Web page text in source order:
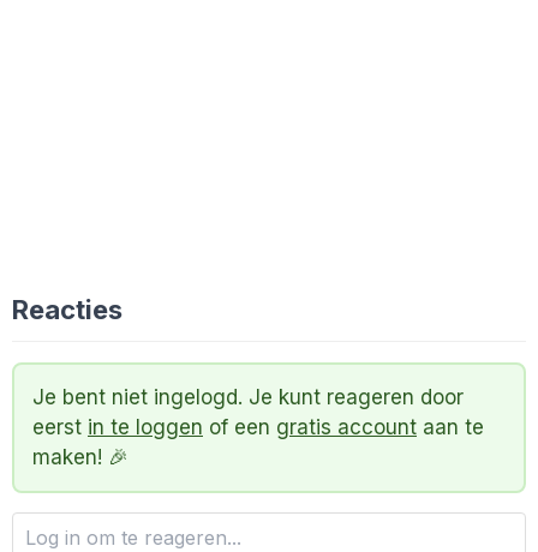
Reacties
Je bent niet ingelogd. Je kunt reageren door
eerst in te loggen of een gratis account aan te
maken! 🎉